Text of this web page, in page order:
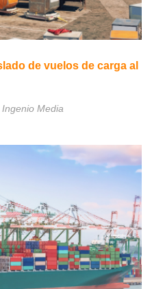
de vuelos de carga al
Ingenio Media